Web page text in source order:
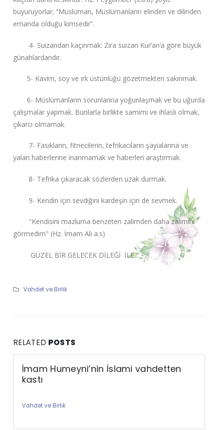
buyuruyorlar; “Müslüman, Müslümanların elinden ve dilinden
emanda olduğu kimsedir”.
4- Suizandan kaçınmak: Zira suizan Kur’an‘a göre büyük
günahlardandır.
5- Kavim, soy ve ırk üstünlüğü gözetmekten sakınmak.
6- Müslümanların sorunlarına yoğunlaşmak ve bu uğurda
çalışmalar yapmak. Bunlarla birlikte samimi ve ihlaslı olmak,
çıkarcı olmamak.
7- Fasıkların, fitnecilerin, tefrikacıların şayialarına ve
yalan haberlerine inanmamak ve haberleri araştırmak.
8- Tefrika çıkaracak sözlerden uzak durmak.
9- Kendin için sevdiğini kardeşin için de sevmek.
"Kendisini mazluma benzeten zalimden daha zalimini
görmedim" (Hz. İmam Ali a.s)
GÜZEL BİR GELECEK DİLEĞİ İLE…
Vahdet ve Birlik
RELATED POSTS
İmam Humeyni’nin İslami vahdetten
kastı
Vahdet ve Birlik